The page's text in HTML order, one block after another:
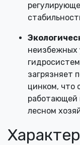
неизбежных
загрязняет
цинком, что
работающей
лесном